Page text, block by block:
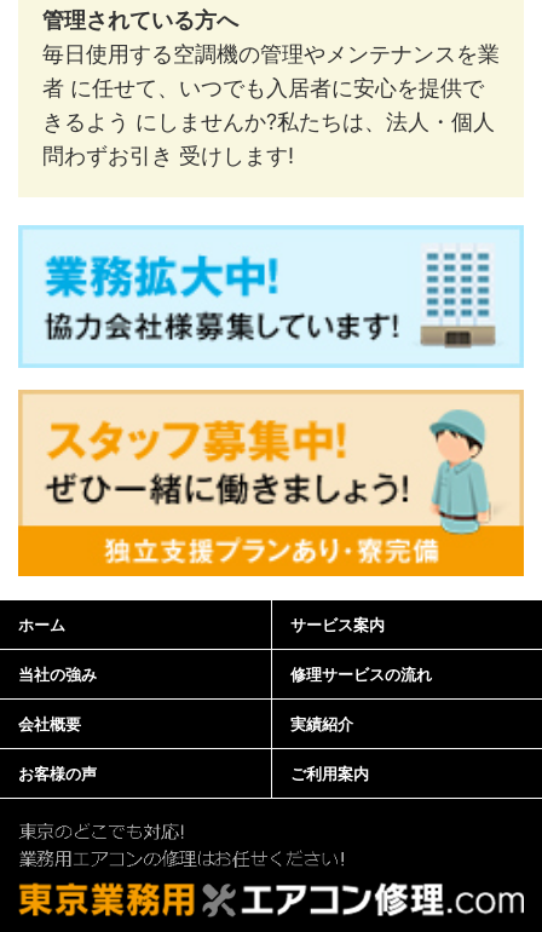
管理されている方へ
毎日使用する空調機の管理やメンテナンスを業
者 に任せて、いつでも入居者に安心を提供で
きるよう にしませんか?私たちは、法人・個人
問わずお引き 受けします!
ホーム サービス案内
当社の強み 修理サービスの流れ
会社概要 実績紹介
お客様の声 ご利用案内